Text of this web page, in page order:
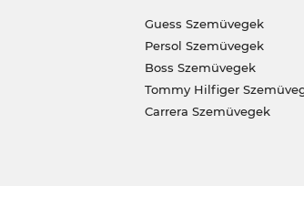
Guess Szemüvegek
Persol Szemüvegek
Boss Szemüvegek
Tommy Hilfiger
Carrera Szemüvegek